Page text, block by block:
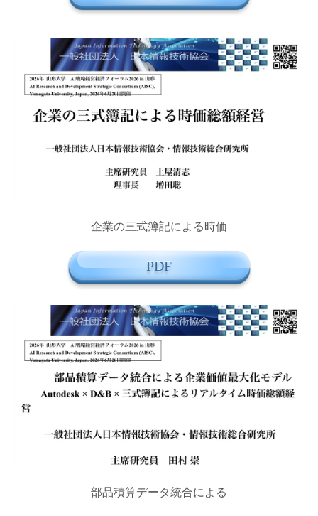
企業の三式簿記による時価
PDF
部品積算データ統合による